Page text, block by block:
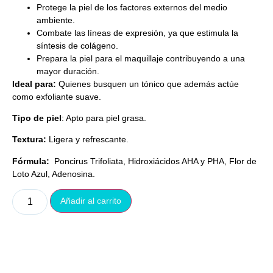
Protege la piel de los factores externos del medio
ambiente.
Combate las líneas de expresión, ya que estimula la
síntesis de colágeno.
Prepara la piel para el maquillaje contribuyendo a una
mayor duración.
Ideal para: Quienes busquen un tónico que además actúe
como exfoliante suave.
Tipo de piel: Apto para piel grasa.
Textura: Ligera y refrescante.
Fórmula: Poncirus Trifoliata, Hidroxiácidos AHA y PHA, Flor de
Loto Azul, Adenosina.
Añadir al carrito